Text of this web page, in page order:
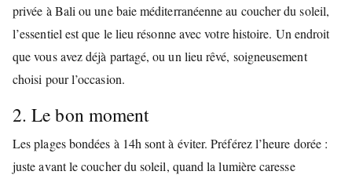
privée à Bali ou une baie méditerranéenne au coucher du soleil,
l’essentiel est que le lieu résonne avec votre histoire. Un endroit
que vous avez déjà partagé, ou un lieu rêvé, soigneusement
choisi pour l’occasion.
2. Le bon moment
Les plages bondées à 14h sont à éviter. Préférez l’heure dorée :
juste avant le coucher du soleil, quand la lumière caresse